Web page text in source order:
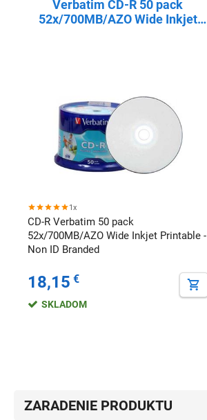
Verbatim CD-R 50 pack
52x/700MB/AZO Wide Inkjet
1x
CD-R Verbatim 50 pack
52x/700MB/AZO Wide Inkjet Printable -
Non ID Branded
18,15 €
SKLADOM
ZARADENIE PRODUKTU